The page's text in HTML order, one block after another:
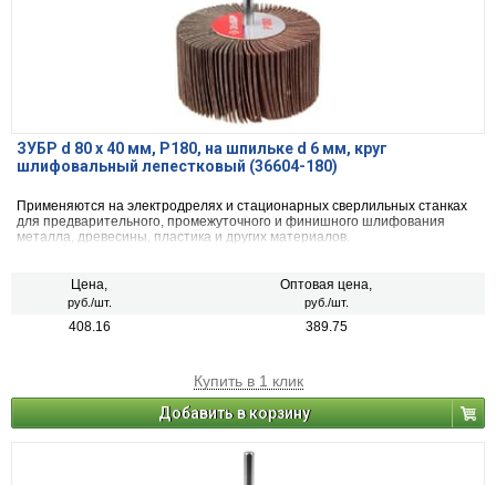
ЗУБР d 80 x 40 мм, P180, на шпильке d 6 мм, круг
шлифовальный лепестковый (36604-180)
Применяются на электродрелях и стационарных сверлильных станках
для предварительного, промежуточного и финишного шлифования
металла, древесины, пластика и других материалов.
Цена,
руб./шт.
Оптовая цена,
руб./шт.
408.16 389.75
Купить в 1 клик
Добавить в корзину